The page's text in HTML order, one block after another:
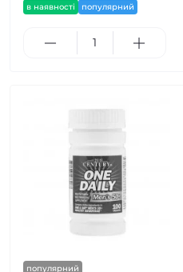
в наявності популярний
популярний